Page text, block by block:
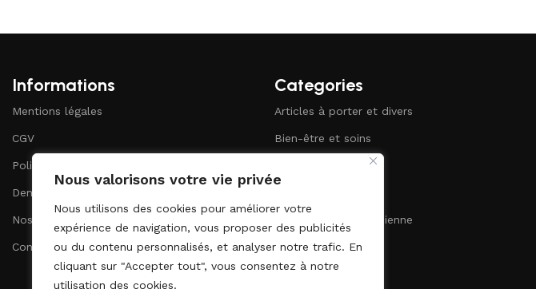
Nous valorisons votre vie privée
Nous utilisons des cookies pour améliorer votre
expérience de navigation, vous proposer des publicités
ou du contenu personnalisés, et analyser notre trafic. En
cliquant sur "Accepter tout", vous consentez à notre
utilisation des cookies.
Informations
Mentions légales
CGV
Politique de confidentialité
Demander un devis
Nos catalogues
Contact
Categories
Articles à porter et divers
Bien-être et soins
Bureau et papeterie
Maison et vie quotidienne